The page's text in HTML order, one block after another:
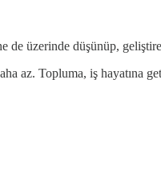
üzerinde düşünüp,
az. Topluma, iş hayatına